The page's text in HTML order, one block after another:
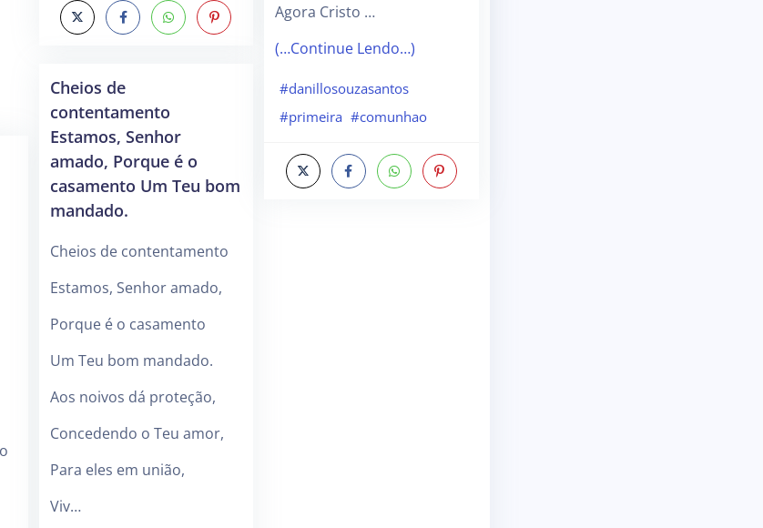
Cheios de
contentamento
Estamos, Senhor
amado, Porque é o
casamento Um Teu bom
mandado.
Cheios de contentamento
Estamos, Senhor amado,
Porque é o casamento
Um Teu bom mandado.
Aos noivos dá proteção,
Concedendo o Teu amor,
Para eles em união,
Viv…
Agora Cristo …
(…Continue Lendo…)
#danillosouzasantos
#primeira #comunhao